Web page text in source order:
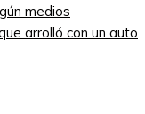
medios
arrolló con un auto